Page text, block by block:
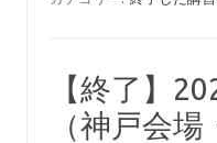
【終了】
（神戸会